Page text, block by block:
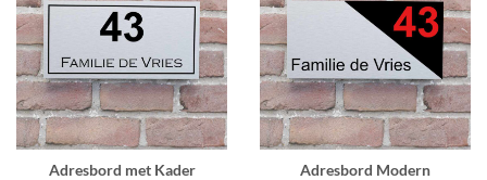
Adresbord met Kader
Adresbord Modern